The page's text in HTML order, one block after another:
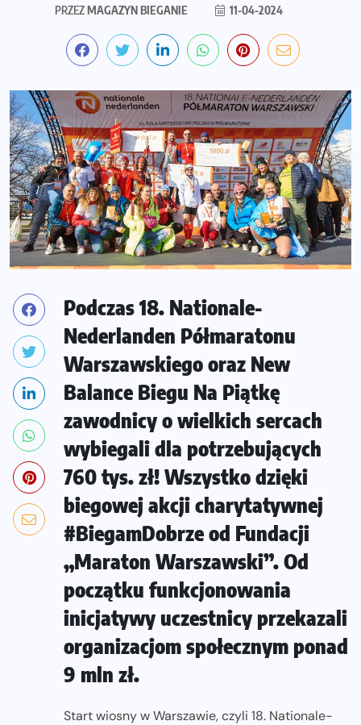
PRZEZMAGAZYN BIEGANIE 11-04-2024
Podczas 18. Nationale-
Nederlanden Półmaratonu
Warszawskiego oraz New
Balance Biegu Na Piątkę
zawodnicy o wielkich sercach
wybiegali dla potrzebujących
760 tys. zł! Wszystko dzięki
biegowej akcji charytatywnej
#BiegamDobrze od Fundacji
„Maraton Warszawski”. Od
początku funkcjonowania
inicjatywy uczestnicy przekazali
organizacjom społecznym ponad
9 mln zł.
Start wiosny w Warszawie, czyli 18. Nationale-